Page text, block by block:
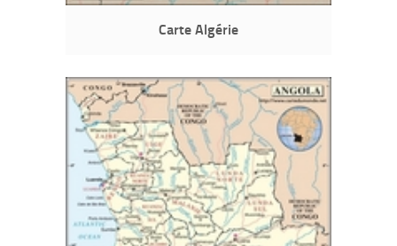
Carte Algérie